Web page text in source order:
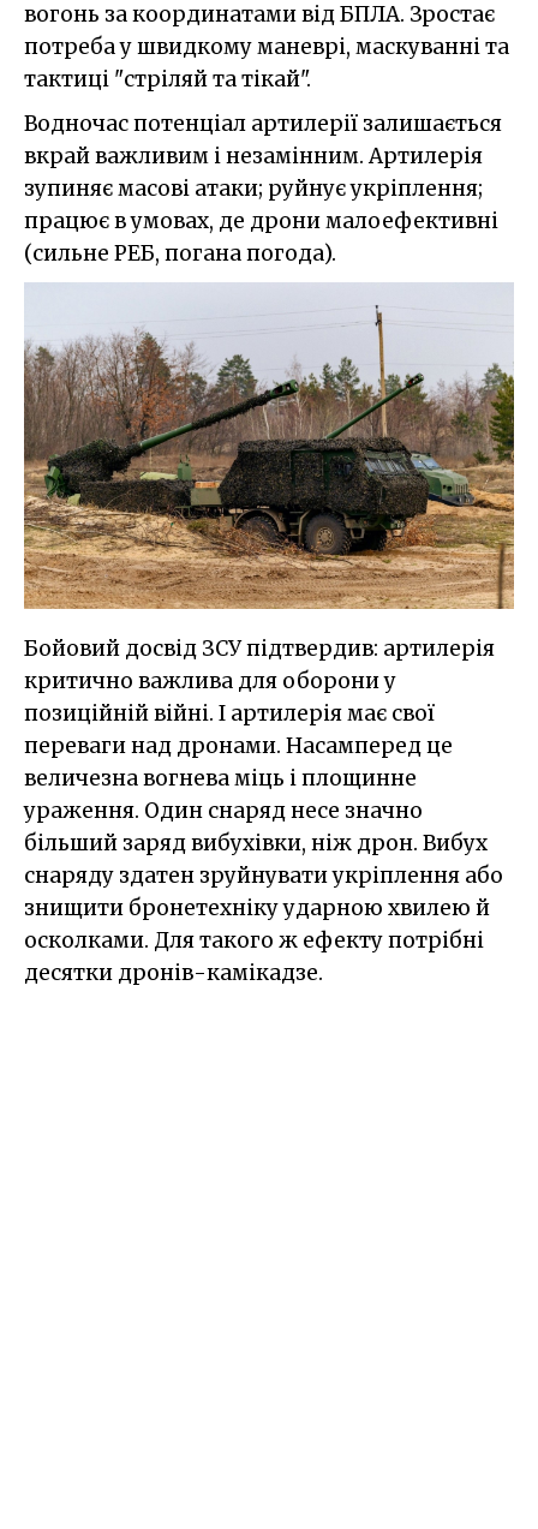
вогонь за координатами від БПЛА. Зростає
потреба у швидкому маневрі, маскуванні та
тактиці "стріляй та тікай".
Водночас потенціал артилерії залишається
вкрай важливим і незамінним. Артилерія
зупиняє масові атаки; руйнує укріплення;
працює в умовах, де дрони малоефективні
(сильне РЕБ, погана погода).
Бойовий досвід ЗСУ підтвердив: артилерія
критично важлива для оборони у
позиційній війні. І артилерія має свої
переваги над дронами. Насамперед це
величезна вогнева міць і площинне
ураження. Один снаряд несе значно
більший заряд вибухівки, ніж дрон. Вибух
снаряду здатен зруйнувати укріплення або
знищити бронетехніку ударною хвилею й
осколками. Для такого ж ефекту потрібні
десятки дронів-камікадзе.